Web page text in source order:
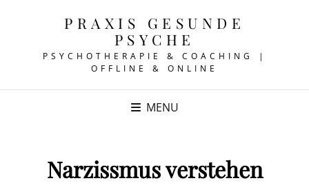
PRAXIS GESUNDE
PSYCHE
PSYCHOTHERAPIE & COACHING |
OFFLINE & ONLINE
MENU
Narzissmus verstehen